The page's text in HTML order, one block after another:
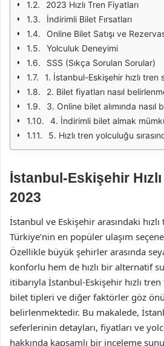
2023 Hızlı Tren Fiyatları
İndirimli Bilet Fırsatları
Online Bilet Satışı ve
Yolculuk Deneyimi
SSS (Sıkça Sorulan Sorular)
1. İstanbul-Eskişehir hızlı tren
2. Bilet fiyatları nasıl
3. Online bilet alımında nasıl
4. İndirimli bilet almak
5. Hızlı tren yolculuğu sırasında
İstanbul-Eskişehir
2023
İstanbul ve Eskişehir arasındaki
Türkiye’nin en popüler ulaşım
Özellikle büyük şehirler arasında
konforlu hem de hızlı bir alternatif
itibarıyla İstanbul-Eskişehir hızlı tren
bilet tipleri ve diğer faktörler göz
belirlenmektedir. Bu makalede,
seferlerinin detayları, fiyatları ve
hakkında kapsamlı bir inceleme